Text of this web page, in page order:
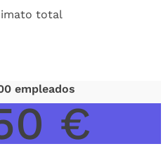
total
empleados
€